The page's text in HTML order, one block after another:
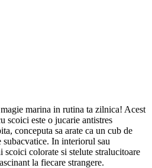
marina in rutina ta zilnica! Acest
scoici este o jucarie antistres
conceputa sa arate ca un cub de
subacvatice. In interiorul sau
scoici colorate si stelute stralucitoare
la fiecare strangere.